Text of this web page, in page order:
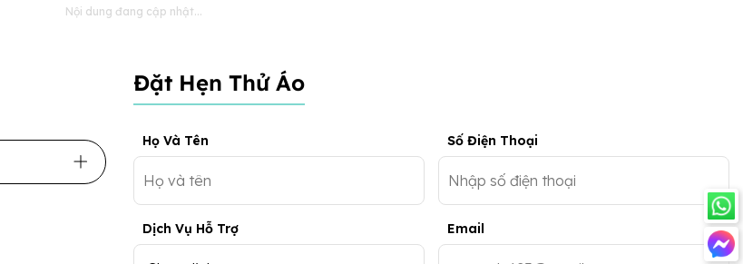
Nội dung đang cập nhật...
Đặt Hẹn Thử Áo
Họ Và Tên Số Điện Thoại
Dịch Vụ Hỗ Trợ Email